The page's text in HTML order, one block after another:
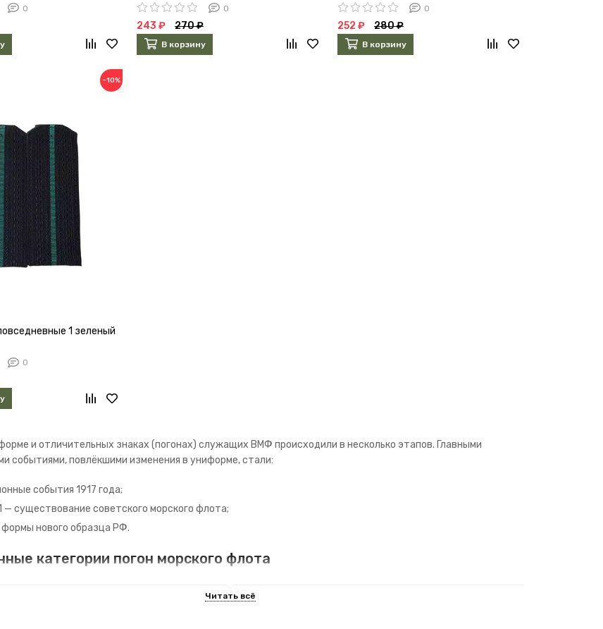
0 0
243 ₽ 270 ₽
В корзину
0
252 ₽ 280 ₽
В корзину
−10%
1 зеленый
0
и отличительных знаках (погонах) служащих ВМФ происходили в несколько этапов. Главными
событиями, повлёкшими изменения в униформе, стали:
события 1917 года;
— существование советского морского флота;
нового образца РФ.
категории погон морского флота